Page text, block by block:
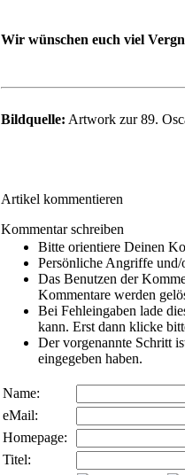
Wir wünschen euch viel
Bildquelle: Artwork zur 89.
Artikel kommentieren
Kommentar schreiben
Bitte orientiere Deinen
Persönliche Angriffe
Das Benutzen der
Kommentare werden
Bei Fehleingaben lade
kann. Erst dann klicke
Der vorgenannte Schritt
eingegeben haben.
Name:
eMail:
Homepage:
Titel: